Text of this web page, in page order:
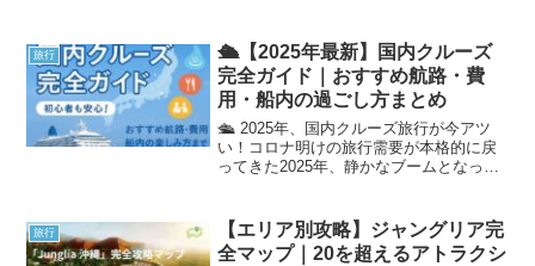
報を知らないと「せっかく行ったのに登
れなかった！」...
旅行
🛳【2025年最新】国内クルーズ
完全ガイド｜おすすめ航路・費
用・船内の過ごし方まとめ
🛳 2025年、国内クルーズ旅行が今アツ
い！コロナ明けの旅行需要が本格的に戻
ってきた2025年、静かなブームとなって
なイメージはもう昔の話。今のクルーズ
は、1泊2日から...
旅行
【エリア別攻略】ジャングリア完
全マップ｜20を超えるアトラクシ